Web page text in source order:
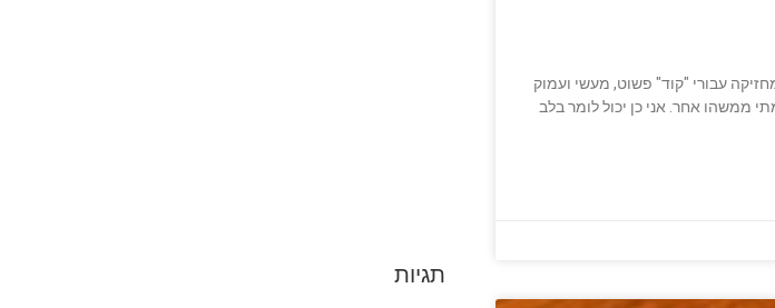
עבורי "קוד" פשוט, מעשי ועמוק
ממשהו אחר. אני כן יכול לומר בלב
תגיות